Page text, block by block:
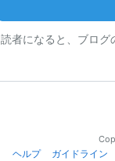
読者になると、ブログ
ヘルプ
ガイドライン